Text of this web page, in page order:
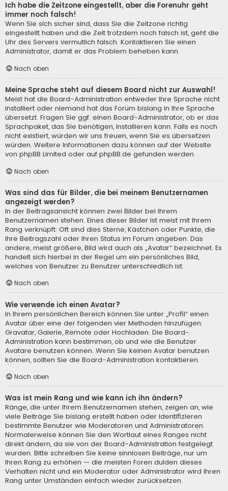
Ich habe die Zeitzone eingestellt, aber die Forenuhr geht
immer noch falsch!
Wenn Sie sich sicher sind, dass Sie die Zeitzone richtig
eingestellt haben und die Zeit trotzdem noch falsch ist, geht die
Uhr des Servers vermutlich falsch. Kontaktieren Sie einen
Administrator, damit er das Problem beheben kann.
Nach oben
Meine Sprache steht auf diesem Board nicht zur Auswahl!
Meist hat die Board-Administration entweder Ihre Sprache nicht
installiert oder niemand hat das Forum bislang in Ihre Sprache
übersetzt. Fragen Sie ggf. einen Board-Administrator, ob er das
Sprachpaket, das Sie benötigen, installieren kann. Falls es noch
nicht existiert, würden wir uns freuen, wenn Sie es übersetzen
würden. Weitere Informationen dazu können auf der Website
von phpBB Limited oder auf phpBB.de gefunden werden.
Nach oben
Was sind das für Bilder, die bei meinem Benutzernamen
angezeigt werden?
In der Beitragsansicht können zwei Bilder bei Ihrem
Benutzernamen stehen. Eines dieser Bilder ist meist mit Ihrem
Rang verknüpft: Oft sind dies Sterne, Kästchen oder Punkte, die
Ihre Beitragszahl oder Ihren Status im Forum angeben. Das
andere, meist größere, Bild wird auch als „Avatar“ bezeichnet. Es
handelt sich hierbei in der Regel um ein persönliches Bild,
welches von Benutzer zu Benutzer unterschiedlich ist.
Nach oben
Wie verwende ich einen Avatar?
In Ihrem persönlichen Bereich können Sie unter „Profil“ einen
Avatar über eine der folgenden vier Methoden hinzufügen:
Gravatar, Galerie, Remote oder Hochladen. Die Board-
Administration kann bestimmen, ob und wie die Benutzer
Avatare benutzen können. Wenn Sie keinen Avatar benutzen
können, sollten Sie die Board-Administration kontaktieren.
Nach oben
Was ist mein Rang und wie kann ich ihn ändern?
Ränge, die unter Ihrem Benutzernamen stehen, zeigen an, wie
viele Beiträge Sie bislang erstellt haben oder identifizieren
bestimmte Benutzer wie Moderatoren und Administratoren.
Normalerweise können Sie den Wortlaut eines Ranges nicht
direkt ändern, da sie von der Board-Administration festgelegt
wurden. Bitte schreiben Sie keine sinnlosen Beiträge, nur um
Ihren Rang zu erhöhen — die meisten Foren dulden dieses
Verhalten nicht und ein Moderator oder Administrator wird Ihren
Rang unter Umständen einfach wieder zurücksetzen.